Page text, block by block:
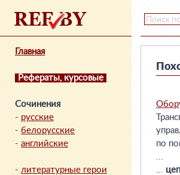
Главная
Рефераты, курсовые
Сочинения
- русские
- белорусские
- английские
- литературные герои
по
...
...